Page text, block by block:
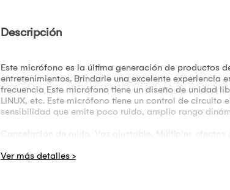
Descripción
Este micrófono es la última generación de productos
entretenimientos. Brindarle una excelente experiencia
frecuencia Este micrófono tiene un diseño de unidad
LINUX, etc. Este micrófono tiene un control de
sensibilidad que emite poco ruido, amplio rango
Cancelación de ruido, Voz ajustable, Múltiples